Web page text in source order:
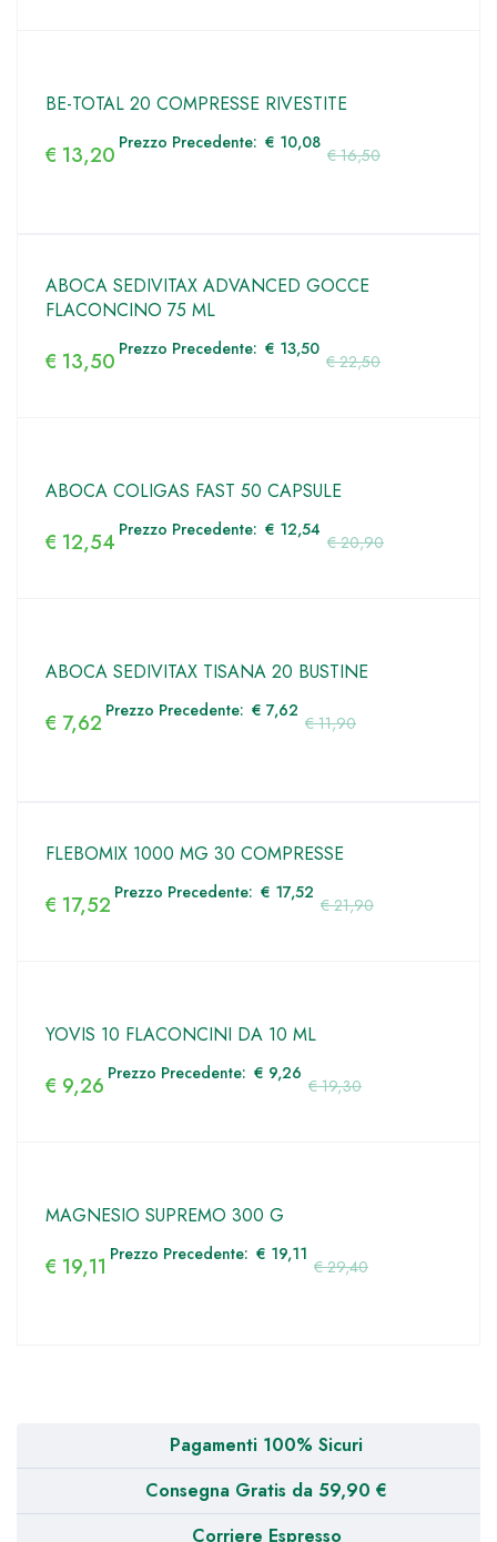
BE-TOTAL 20 COMPRESSE RIVESTITE
€16,50
€ 13,20 Prezzo Precedente: € 10,08
ABOCA SEDIVITAX ADVANCED GOCCE
FLACONCINO 75 ML
€22,50
€ 13,50 Prezzo Precedente: € 13,50
ABOCA COLIGAS FAST 50 CAPSULE
€20,90
€ 12,54 Prezzo Precedente: € 12,54
ABOCA SEDIVITAX TISANA 20 BUSTINE
€11,90
€ 7,62 Prezzo Precedente: € 7,62
FLEBOMIX 1000 MG 30 COMPRESSE
€21,90
€ 17,52 Prezzo Precedente: € 17,52
YOVIS 10 FLACONCINI DA 10 ML
€19,30
€ 9,26 Prezzo Precedente: € 9,26
MAGNESIO SUPREMO 300 G
€29,40
€ 19,11 Prezzo Precedente: € 19,11
Pagamenti 100% Sicuri
Consegna Gratis da 59,90 €
Corriere Espresso